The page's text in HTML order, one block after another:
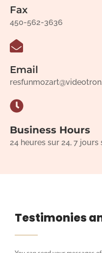
Fax
450-562-3636
Email
Business Hours
24 heures sur 24, 7 jours
Testimonies